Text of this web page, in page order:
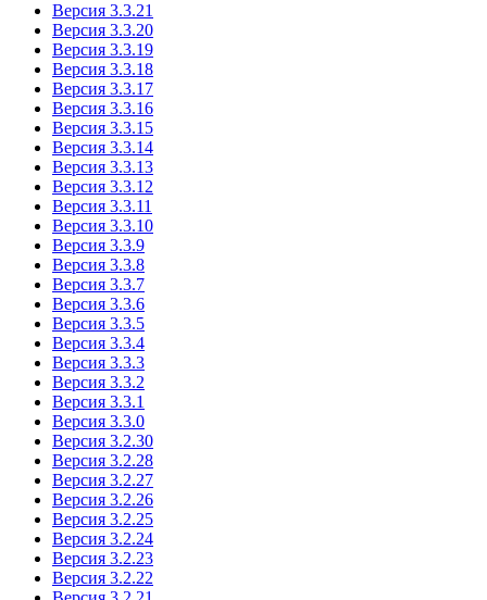
Версия 3.3.21
Версия 3.3.20
Версия 3.3.19
Версия 3.3.18
Версия 3.3.17
Версия 3.3.16
Версия 3.3.15
Версия 3.3.14
Версия 3.3.13
Версия 3.3.12
Версия 3.3.11
Версия 3.3.10
Версия 3.3.9
Версия 3.3.8
Версия 3.3.7
Версия 3.3.6
Версия 3.3.5
Версия 3.3.4
Версия 3.3.3
Версия 3.3.2
Версия 3.3.1
Версия 3.3.0
Версия 3.2.30
Версия 3.2.28
Версия 3.2.27
Версия 3.2.26
Версия 3.2.25
Версия 3.2.24
Версия 3.2.23
Версия 3.2.22